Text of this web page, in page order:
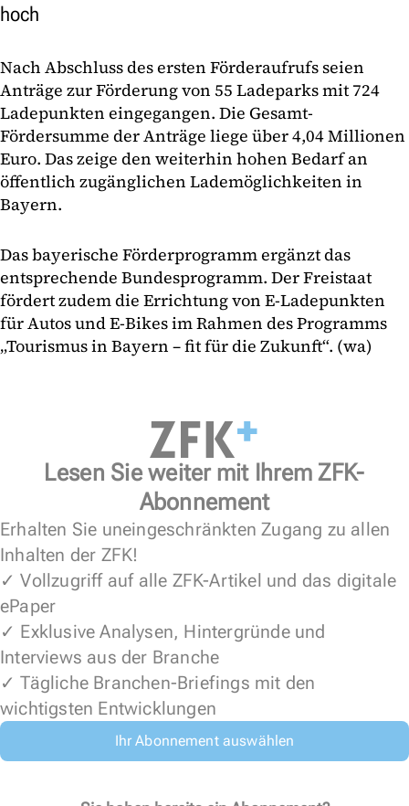
hoch
Nach Abschluss des ersten Förderaufrufs seien
Anträge zur Förderung von 55 Ladeparks mit 724
Ladepunkten eingegangen. Die Gesamt-
Fördersumme der Anträge liege über 4,04 Millionen
Euro. Das zeige den weiterhin hohen Bedarf an
öffentlich zugänglichen Lademöglichkeiten in
Bayern.
Das bayerische Förderprogramm ergänzt das
entsprechende Bundesprogramm. Der Freistaat
fördert zudem die Errichtung von E-Ladepunkten
für Autos und E-Bikes im Rahmen des Programms
„Tourismus in Bayern – fit für die Zukunft“. (wa)
Lesen Sie weiter mit Ihrem ZFK-
Abonnement
Erhalten Sie uneingeschränkten Zugang zu allen
Inhalten der ZFK!
✓ Vollzugriff auf alle ZFK-Artikel und das digitale
ePaper
✓ Exklusive Analysen, Hintergründe und
Interviews aus der Branche
✓ Tägliche Branchen-Briefings mit den
wichtigsten Entwicklungen
Ihr Abonnement auswählen